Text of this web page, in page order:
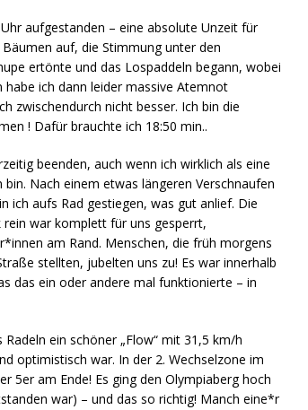
aufgestanden – eine absolute Unzeit für
auf, die Stimmung unter den
ertönte und das Lospaddeln begann, wobei
ich dann leider massive Atemnot
zwischendurch nicht besser. Ich bin die
! Dafür brauchte ich 18:50 min..
beenden, auch wenn ich wirklich als eine
Nach einem etwas längeren Verschnaufen
ich aufs Rad gestiegen, was gut anlief. Die
war komplett für uns gesperrt,
am Rand. Menschen, die früh morgens
stellten, jubelten uns zu! Es war innerhalb
das ein oder andere mal funktionierte – in
ein schöner „Flow“ mit 31,5 km/h
optimistisch war. In der 2. Wechselzone im
5er am Ende! Es ging den Olympiaberg hoch
war) – und das so richtig! Manch eine*r